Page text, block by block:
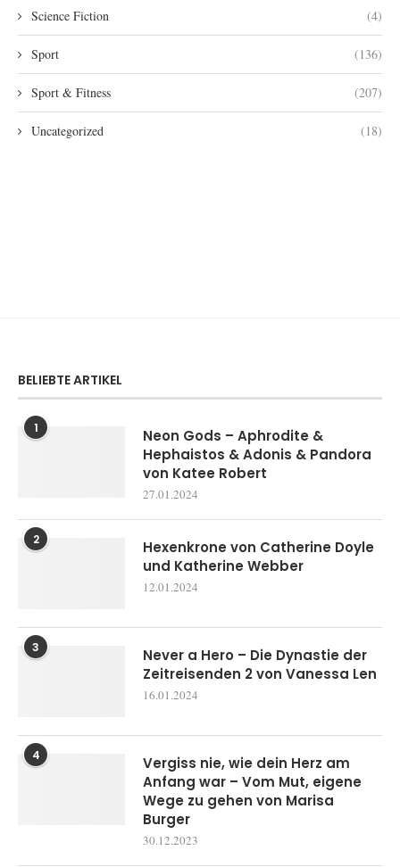
Science Fiction (4)
Sport (136)
Sport & Fitness (207)
Uncategorized (18)
BELIEBTE ARTIKEL
1
Neon Gods – Aphrodite &
Hephaistos & Adonis & Pandora
von Katee Robert
27.01.2024
2
Hexenkrone von Catherine Doyle
und Katherine Webber
12.01.2024
3
Never a Hero – Die Dynastie der
Zeitreisenden 2 von Vanessa Len
16.01.2024
4
Vergiss nie, wie dein Herz am
Anfang war – Vom Mut, eigene
Wege zu gehen von Marisa
Burger
30.12.2023